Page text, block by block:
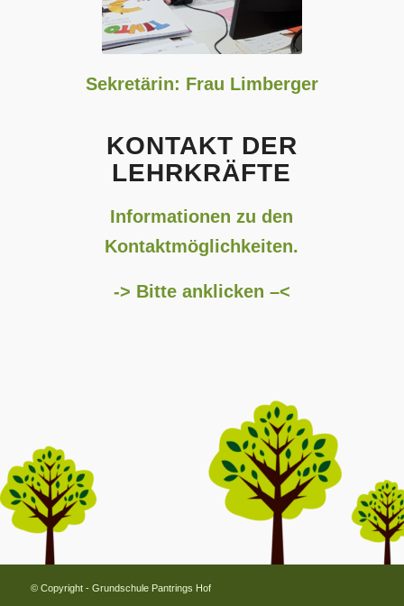
Sekretärin: Frau Limberger
KONTAKT DER
LEHRKRÄFTE
Informationen zu den
Kontaktmöglichkeiten.
-> Bitte anklicken –<
© Copyright - Grundschule Pantrings Hof